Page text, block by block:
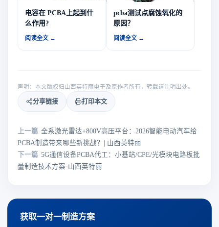
电容在 PCBA上起到什
么作用?
阅读全文 →
pcba测试点腐蚀氧化的
原因？
阅读全文 →
声明：本文版权归山西英特丽电子及原作者所有，转载请注明出处。
分享链接 打印本文
上一篇 全系激光雷达+800V高压平台：2026智能电动汽车给
PCBA制造带来哪些新挑战？| 山西英特丽
下一篇 5G通信设备PCBA代工：小基站/CPE/光模块电路板批
量制造技术方案-山西英特丽
获取一对一制造方案